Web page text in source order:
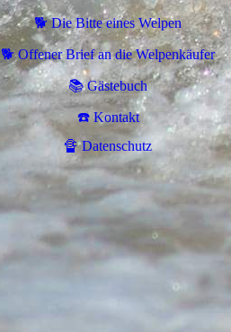
🐕 Die Bitte eines Welpen
🐕 Offener Brief an die Welpenkäufer
📚 Gästebuch
☎️ Kontakt
🔏 Datenschutz